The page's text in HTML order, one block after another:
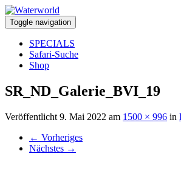
Toggle navigation
SPECIALS
Safari-Suche
Shop
SR_ND_Galerie_BVI_19
Veröffentlicht 9. Mai 2022 am 1500 × 996 in
← Vorheriges
Nächstes →